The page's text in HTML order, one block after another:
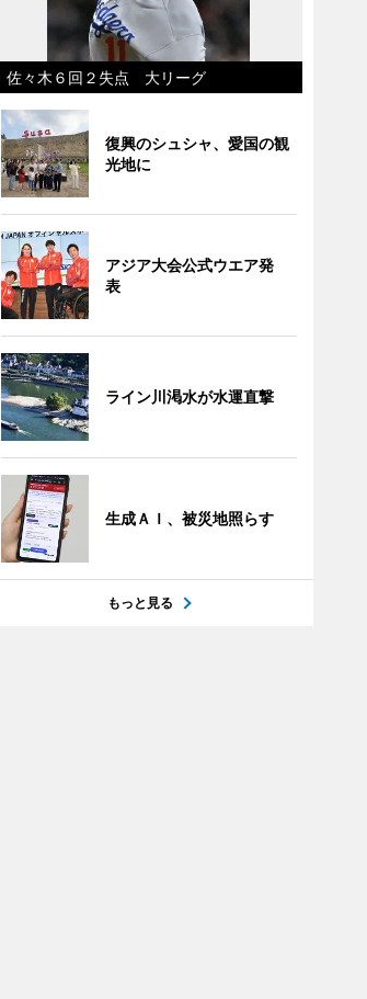
佐々木６回２失点 大リーグ
復興のシュシャ、愛国の観
光地に
アジア大会公式ウエア発
表
ライン川渇水が水運直撃
生成ＡＩ、被災地照らす
もっと見る